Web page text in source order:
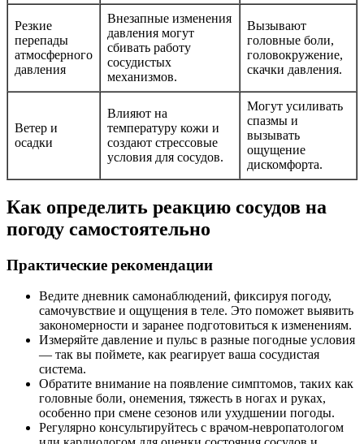
Резкие
перепады
атмосферного
давления
Внезапные изменения
давления могут
сбивать работу
сосудистых
механизмов.
Вызывают
головные боли,
головокружение,
скачки давления.
Ветер и
осадки
Влияют на
температуру кожи и
создают стрессовые
условия для сосудов.
Могут усиливать
спазмы и
вызывать
ощущение
дискомфорта.
Как определить реакцию сосудов на
погоду самостоятельно
Практические рекомендации
Ведите дневник самонаблюдений, фиксируя погоду,
самочувствие и ощущения в теле. Это поможет выявить
закономерности и заранее подготовиться к изменениям.
Измеряйте давление и пульс в разные погодные условия
— так вы поймете, как реагирует ваша сосудистая
система.
Обратите внимание на появление симптомов, таких как
головные боли, онемения, тяжесть в ногах и руках,
особенно при смене сезонов или ухудшении погоды.
Регулярно консультируйтесь с врачом-невропатологом